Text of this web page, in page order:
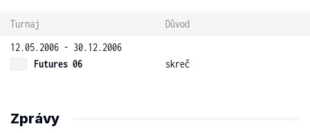
Turnaj
Důvod
12.05.2006 - 30.12.2006
Futures 06
skreč
Zprávy